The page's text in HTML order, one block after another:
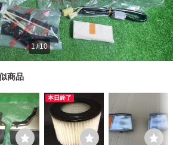
1 /10
商品
本日終了